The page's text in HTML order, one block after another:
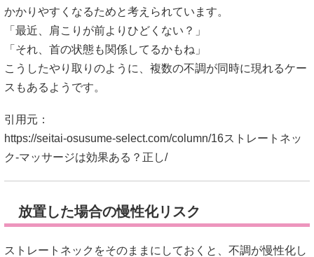
かかりやすくなるためと考えられています。
「最近、肩こりが前よりひどくない？」
「それ、首の状態も関係してるかもね」
こうしたやり取りのように、複数の不調が同時に現れるケー
スもあるようです。
引用元：
https://seitai-osusume-select.com/column/16ストレートネッ
ク-マッサージは効果ある？正し/
放置した場合の慢性化リスク
ストレートネックをそのままにしておくと、不調が慢性化し